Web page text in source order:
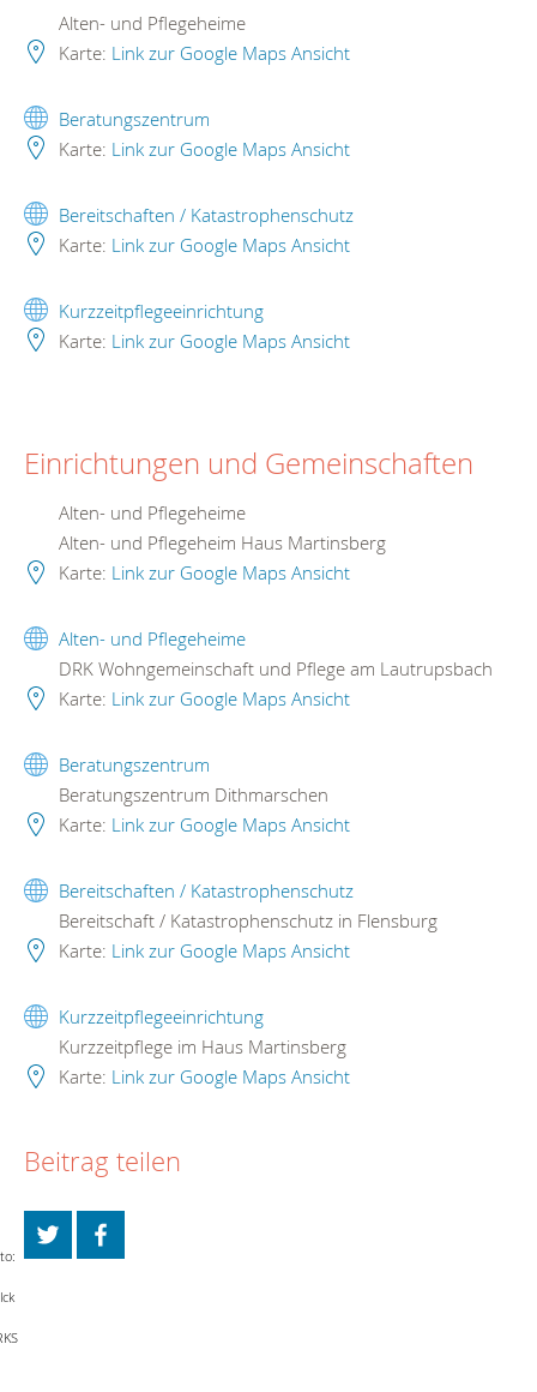
Alten- und Pflegeheime
Karte: Link zur Google Maps Ansicht
Beratungszentrum
Karte: Link zur Google Maps Ansicht
Bereitschaften / Katastrophenschutz
Karte: Link zur Google Maps Ansicht
Kurzzeitpflegeeinrichtung
Karte: Link zur Google Maps Ansicht
Einrichtungen und Gemeinschaften
Alten- und Pflegeheime
Alten- und Pflegeheim Haus Martinsberg
Karte: Link zur Google Maps Ansicht
Alten- und Pflegeheime
DRK Wohngemeinschaft und Pflege am Lautrupsbach
Karte: Link zur Google Maps Ansicht
Beratungszentrum
Beratungszentrum Dithmarschen
Karte: Link zur Google Maps Ansicht
Bereitschaften / Katastrophenschutz
Bereitschaft / Katastrophenschutz in Flensburg
Karte: Link zur Google Maps Ansicht
Kurzzeitpflegeeinrichtung
Kurzzeitpflege im Haus Martinsberg
Karte: Link zur Google Maps Ansicht
Beitrag teilen